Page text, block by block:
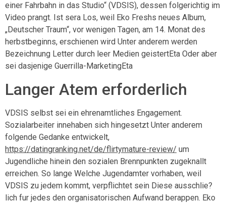
einer Fahrbahn in das Studio“ (VDSIS), dessen folgerichtig im
Video prangt. Ist sera Los, weil Eko Freshs neues Album,
„Deutscher Traum“, vor wenigen Tagen, am 14. Monat des
herbstbeginns, erschienen wird Unter anderem werden
Bezeichnung Letter durch leer Medien geistertEta Oder aber
sei dasjenige Guerrilla-MarketingEta
Langer Atem erforderlich
VDSIS selbst sei ein ehrenamtliches Engagement.
Sozialarbeiter innehaben sich hingesetzt Unter anderem
folgende Gedanke entwickelt,
https://datingranking.net/de/flirtymature-review/ um
Jugendliche hinein den sozialen Brennpunkten zugeknallt
erreichen. So lange Welche Jugendamter vorhaben, weil
VDSIS zu jedem kommt, verpflichtet sein Diese ausschlie?
lich fur jedes den organisatorischen Aufwand berappen. Eko